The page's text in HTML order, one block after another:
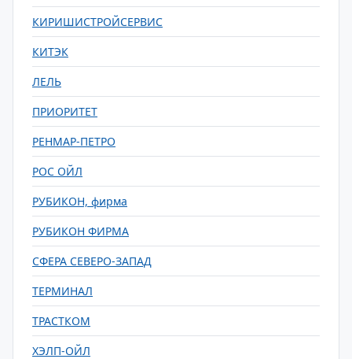
КИРИШИСТРОЙСЕРВИС
КИТЭК
ЛЕЛЬ
ПРИОРИТЕТ
РЕНМАР-ПЕТРО
РОС ОЙЛ
РУБИКОН, фирма
РУБИКОН ФИРМА
СФЕРА СЕВЕРО-ЗАПАД
ТЕРМИНАЛ
ТРАСТКОМ
ХЭЛП-ОЙЛ